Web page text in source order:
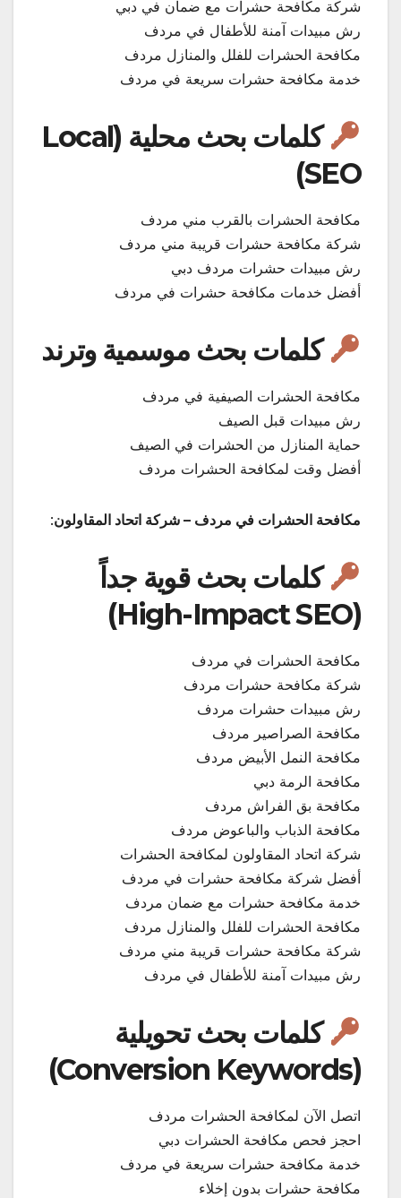
شركة مكافحة حشرات مع ضمان في دبي
رش مبيدات آمنة للأطفال في مردف
مكافحة الحشرات للفلل والمنازل مردف
خدمة مكافحة حشرات سريعة في مردف
كلمات بحث محلية (Local
SEO)
مكافحة الحشرات بالقرب مني مردف
شركة مكافحة حشرات قريبة مني مردف
رش مبيدات حشرات مردف دبي
أفضل خدمات مكافحة حشرات في مردف
كلمات بحث موسمية وترند
مكافحة الحشرات الصيفية في مردف
رش مبيدات قبل الصيف
حماية المنازل من الحشرات في الصيف
أفضل وقت لمكافحة الحشرات مردف
مكافحة الحشرات في مردف – شركة اتحاد المقاولون:
كلمات بحث قوية جداً
(High-Impact SEO)
مكافحة الحشرات في مردف
شركة مكافحة حشرات مردف
رش مبيدات حشرات مردف
مكافحة الصراصير مردف
مكافحة النمل الأبيض مردف
مكافحة الرمة دبي
مكافحة بق الفراش مردف
مكافحة الذباب والباعوض مردف
شركة اتحاد المقاولون لمكافحة الحشرات
أفضل شركة مكافحة حشرات في مردف
خدمة مكافحة حشرات مع ضمان مردف
مكافحة الحشرات للفلل والمنازل مردف
شركة مكافحة حشرات قريبة مني مردف
رش مبيدات آمنة للأطفال في مردف
كلمات بحث تحويلية
(Conversion Keywords)
اتصل الآن لمكافحة الحشرات مردف
احجز فحص مكافحة الحشرات دبي
خدمة مكافحة حشرات سريعة في مردف
مكافحة حشرات بدون إخلاء